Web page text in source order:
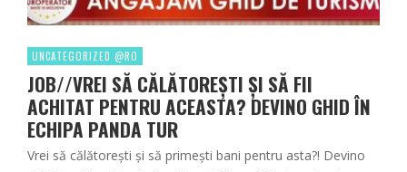
UNCATEGORIZED @RO
JOB//VREI SĂ CĂLĂTOREȘTI ȘI SĂ FII
ACHITAT PENTRU ACEASTA? DEVINO GHID ÎN
ECHIPA PANDA TUR
Vrei să călătorești și să primești bani pentru asta?! Devino